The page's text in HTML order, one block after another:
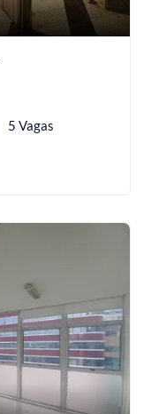
5 Vagas